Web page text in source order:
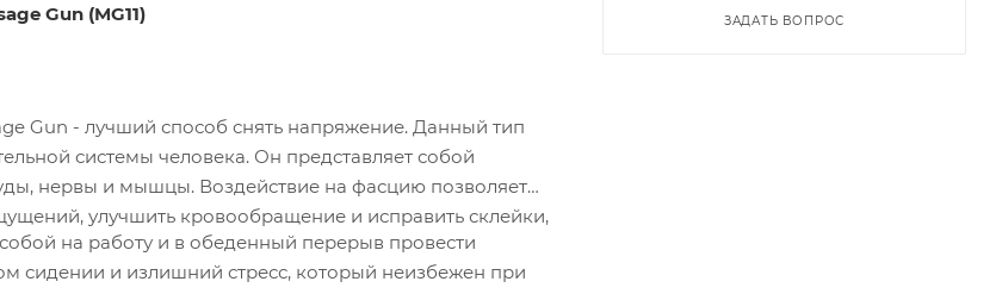
Gun (MG11)
Gun - лучший способ снять напряжение. Данный тип
системы человека. Он представляет собой
нервы и мышцы. Воздействие на фасцию позволяет
улучшить кровообращение и исправить склейки,
на работу и в обеденный перерыв провести
сидении и излишний стресс, который неизбежен при
ЗАДАТЬ ВОПРОС